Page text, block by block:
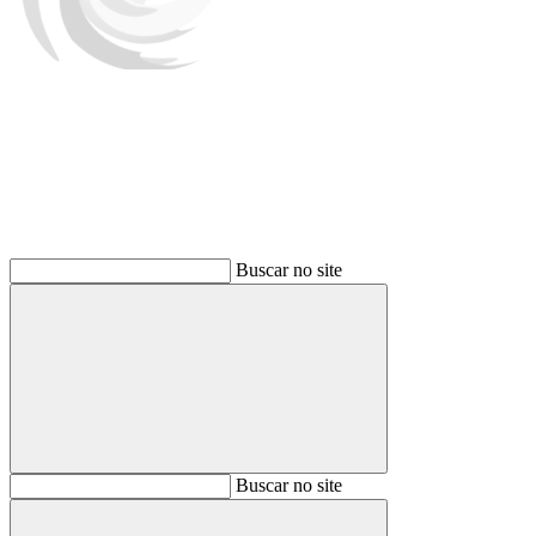
Buscar no site
BuscarBuscar no site